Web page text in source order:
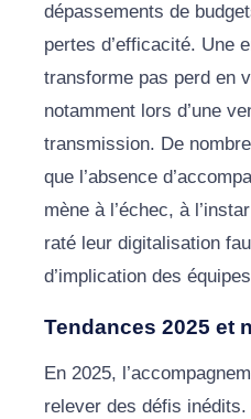
dépassements de
pertes d’efficacité. Une
transforme pas perd en
notamment lors d’une
transmission. De
que l’absence
mène à l’échec, à
raté leur digitalisation
d’implication des
Tendances 2025 et
En 2025,
relever des défis inédits.